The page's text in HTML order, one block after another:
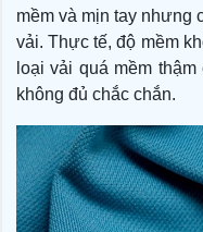
mềm và mịn tay nhưng
vải. Thực tế, độ mềm
loại vải quá mềm
không đủ chắc chắn.